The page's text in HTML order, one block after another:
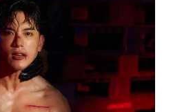
Bạn cần biết
Liên hệ quảng cáo